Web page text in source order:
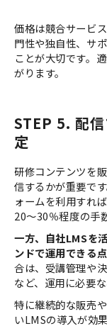
価格は競合サービ
門性や独自性、サ
ことが大切です。
がります。
STEP 5. 配
定
研修コンテンツを
信するかが重要で
ォームを利用すれ
20〜30％程度の手
一方、自社LMSを
ンドで運用できる
合は、受講管理や
など、運用に必要
特に継続的な販売
いLMSの導入が効果